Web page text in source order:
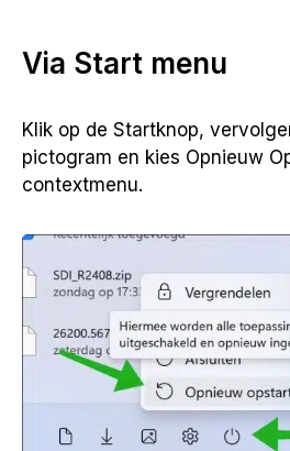
Via Start menu
Klik op de Startknop,
pictogram en kies Opnieuw
contextmenu.